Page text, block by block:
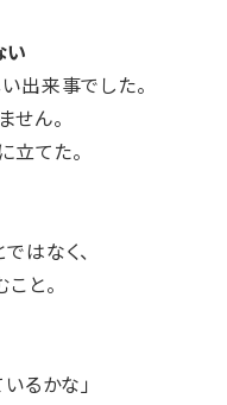
い
出来事でした。
せん。
立てた。
はなく、
と。
るかな」